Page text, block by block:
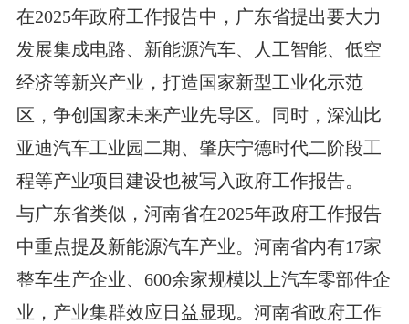
在2025年政府工作报告中，广东省提出要大力
发展集成电路、新能源汽车、人工智能、低空
经济等新兴产业，打造国家新型工业化示范
区，争创国家未来产业先导区。同时，深汕比
亚迪汽车工业园二期、肇庆宁德时代二阶段工
程等产业项目建设也被写入政府工作报告。
与广东省类似，河南省在2025年政府工作报告
中重点提及新能源汽车产业。河南省内有17家
整车生产企业、600余家规模以上汽车零部件企
业，产业集群效应日益显现。河南省政府工作